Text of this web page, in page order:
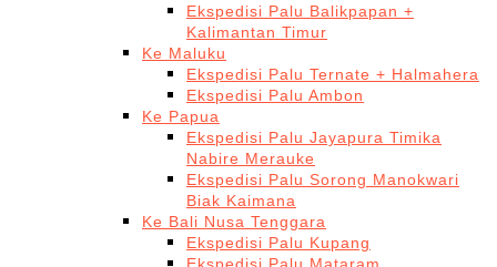
Ekspedisi Palu Balikpapan +
Kalimantan Timur
Ke Maluku
Ekspedisi Palu Ternate + Halmahera
Ekspedisi Palu Ambon
Ke Papua
Ekspedisi Palu Jayapura Timika
Nabire Merauke
Ekspedisi Palu Sorong Manokwari
Biak Kaimana
Ke Bali Nusa Tenggara
Ekspedisi Palu Kupang